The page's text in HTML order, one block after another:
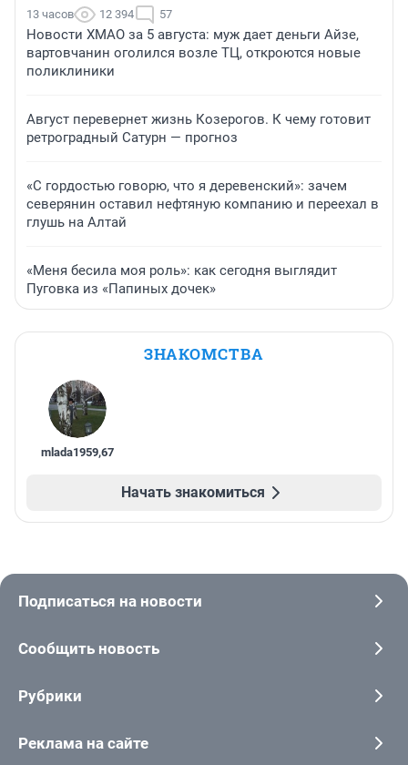
13 часов 12 394 57
Новости ХМАО за 5 августа: муж дает деньги Айзе,
вартовчанин оголился возле ТЦ, откроются новые
поликлиники
Август перевернет жизнь Козерогов. К чему готовит
ретроградный Сатурн — прогноз
«С гордостью говорю, что я деревенский»: зачем
северянин оставил нефтяную компанию и переехал в
глушь на Алтай
«Меня бесила моя роль»: как сегодня выглядит
Пуговка из «Папиных дочек»
ЗНАКОМСТВА
mlada1959,67
Начать знакомиться
Подписаться на новости
Сообщить новость
Рубрики
Реклама на сайте